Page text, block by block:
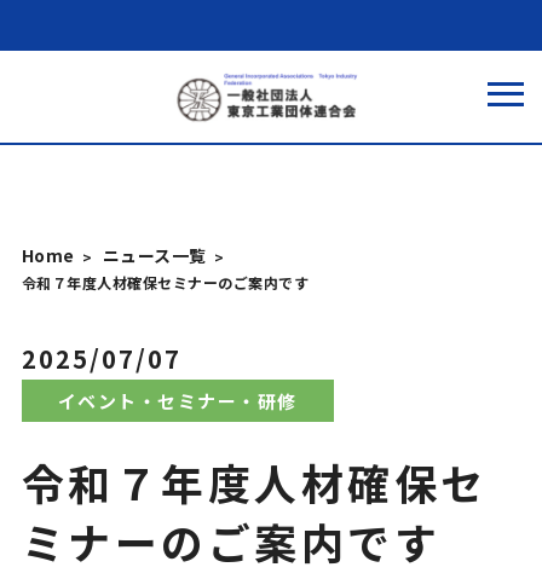
Home ニュース一覧
令和７年度人材確保セミナーのご案内です
2025/07/07
イベント・セミナー・研修
令和７年度人材確保セ
ミナーのご案内です